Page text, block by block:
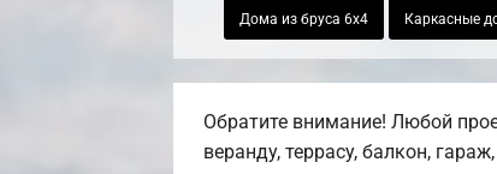
Дома из бруса 6х4 Каркасные
Обратите внимание! Любой
веранду, террасу, балкон,